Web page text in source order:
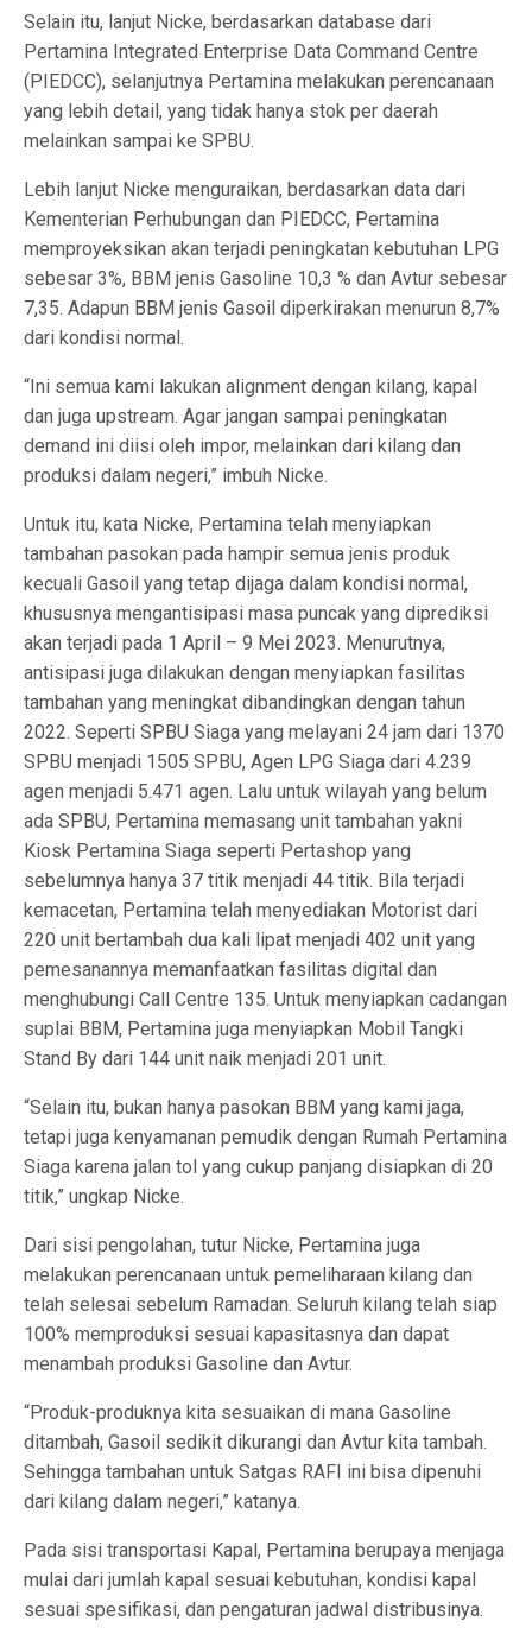
Selain itu, lanjut Nicke, berdasarkan database dari
Pertamina Integrated Enterprise Data Command Centre
(PIEDCC), selanjutnya Pertamina melakukan perencanaan
yang lebih detail, yang tidak hanya stok per daerah
melainkan sampai ke SPBU.
Lebih lanjut Nicke menguraikan, berdasarkan data dari
Kementerian Perhubungan dan PIEDCC, Pertamina
memproyeksikan akan terjadi peningkatan kebutuhan LPG
sebesar 3%, BBM jenis Gasoline 10,3 % dan Avtur sebesar
7,35. Adapun BBM jenis Gasoil diperkirakan menurun 8,7%
dari kondisi normal.
“Ini semua kami lakukan alignment dengan kilang, kapal
dan juga upstream. Agar jangan sampai peningkatan
demand ini diisi oleh impor, melainkan dari kilang dan
produksi dalam negeri,” imbuh Nicke.
Untuk itu, kata Nicke, Pertamina telah menyiapkan
tambahan pasokan pada hampir semua jenis produk
kecuali Gasoil yang tetap dijaga dalam kondisi normal,
khususnya mengantisipasi masa puncak yang diprediksi
akan terjadi pada 1 April – 9 Mei 2023. Menurutnya,
antisipasi juga dilakukan dengan menyiapkan fasilitas
tambahan yang meningkat dibandingkan dengan tahun
2022. Seperti SPBU Siaga yang melayani 24 jam dari 1370
SPBU menjadi 1505 SPBU, Agen LPG Siaga dari 4.239
agen menjadi 5.471 agen. Lalu untuk wilayah yang belum
ada SPBU, Pertamina memasang unit tambahan yakni
Kiosk Pertamina Siaga seperti Pertashop yang
sebelumnya hanya 37 titik menjadi 44 titik. Bila terjadi
kemacetan, Pertamina telah menyediakan Motorist dari
220 unit bertambah dua kali lipat menjadi 402 unit yang
pemesanannya memanfaatkan fasilitas digital dan
menghubungi Call Centre 135. Untuk menyiapkan cadangan
suplai BBM, Pertamina juga menyiapkan Mobil Tangki
Stand By dari 144 unit naik menjadi 201 unit.
“Selain itu, bukan hanya pasokan BBM yang kami jaga,
tetapi juga kenyamanan pemudik dengan Rumah Pertamina
Siaga karena jalan tol yang cukup panjang disiapkan di 20
titik,” ungkap Nicke.
Dari sisi pengolahan, tutur Nicke, Pertamina juga
melakukan perencanaan untuk pemeliharaan kilang dan
telah selesai sebelum Ramadan. Seluruh kilang telah siap
100% memproduksi sesuai kapasitasnya dan dapat
menambah produksi Gasoline dan Avtur.
“Produk-produknya kita sesuaikan di mana Gasoline
ditambah, Gasoil sedikit dikurangi dan Avtur kita tambah.
Sehingga tambahan untuk Satgas RAFI ini bisa dipenuhi
dari kilang dalam negeri,” katanya.
Pada sisi transportasi Kapal, Pertamina berupaya menjaga
mulai dari jumlah kapal sesuai kebutuhan, kondisi kapal
sesuai spesifikasi, dan pengaturan jadwal distribusinya.